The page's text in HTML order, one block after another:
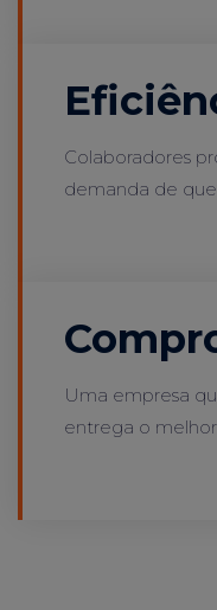
Colaboradores
demanda de
Uma empresa
entrega o